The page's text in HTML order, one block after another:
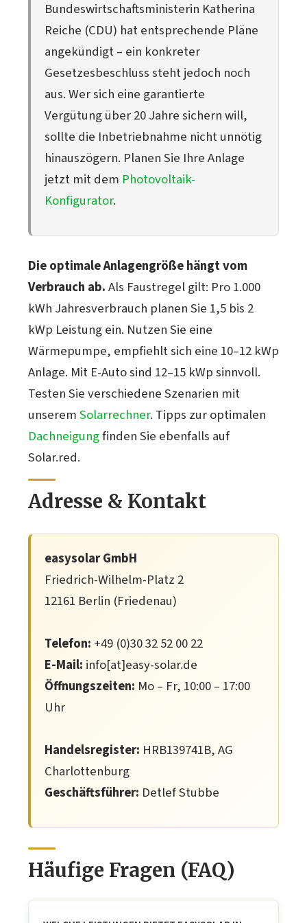
Bundeswirtschaftsministerin Katherina
Reiche (CDU) hat entsprechende Pläne
angekündigt – ein konkreter
Gesetzesbeschluss steht jedoch noch
aus. Wer sich eine garantierte
Vergütung über 20 Jahre sichern will,
sollte die Inbetriebnahme nicht unnötig
hinauszögern. Planen Sie Ihre Anlage
jetzt mit dem Photovoltaik-
Konfigurator.
Die optimale Anlagengröße hängt vom
Verbrauch ab.Als Faustregel gilt: Pro 1.000
kWh Jahresverbrauch planen Sie 1,5 bis 2
kWp Leistung ein. Nutzen Sie eine
Wärmepumpe, empfiehlt sich eine 10–12 kWp
Anlage. Mit E-Auto sind 12–15 kWp sinnvoll.
Testen Sie verschiedene Szenarien mit
unseremSolarrechner. Tipps zur optimalen
Dachneigungfinden Sie ebenfalls auf
Solar.red.
Adresse & Kontakt
easysolar GmbH
Friedrich-Wilhelm-Platz 2
12161 Berlin (Friedenau)
Telefon: +49 (0)30 32 52 00 22
E-Mail: info[at]easy-solar.de
Öffnungszeiten: Mo – Fr, 10:00 – 17:00
Uhr
Handelsregister: HRB139741B, AG
Charlottenburg
Geschäftsführer: Detlef Stubbe
Häufige Fragen (FAQ)